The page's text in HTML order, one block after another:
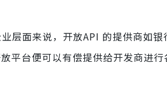
层面来说，开放API 的提供商如
台便可以有偿提供给开发商进行